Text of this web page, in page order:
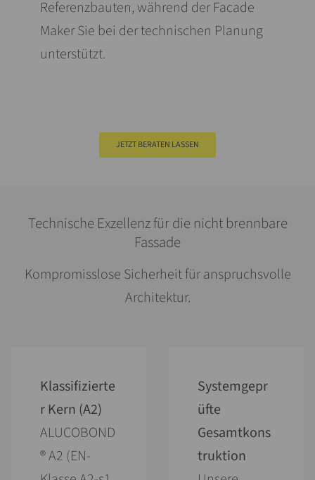
Referenz­bauten, während der Facade
Maker Sie bei der technischen Planung
unterstützt.
JETZT BERATEN LASSEN
Technische Exzellenz für die nicht brennbare
Fassade
Kompromisslose Sicherheit für anspruchsvolle
Architektur.
Klassifizierte
r Kern (A2)
ALUCOBOND
® A2 (EN-
Systemgepr
üfte
Gesamtkons
truktion